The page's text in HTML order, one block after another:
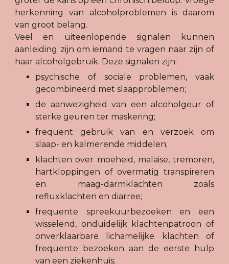
herkenning van alcoholproblemen is daarom
van groot belang.
Veel en uiteenlopende signalen kunnen
aanleiding zijn om iemand te vragen naar zijn of
haar alcoholgebruik. Deze signalen zijn:
psychische of sociale problemen, vaak
gecombineerd met slaapproblemen;
de aanwezigheid van een alcoholgeur of
sterke geuren ter maskering;
frequent gebruik van en verzoek om
slaap- en kalmerende middelen;
klachten over moeheid, malaise, tremoren,
hartkloppingen of overmatig transpireren
en maag-darmklachten zoals
refluxklachten en diarree;
frequente spreekuurbezoeken en een
wisselend, onduidelijk klachtenpatroon of
onverklaarbare lichamelijke klachten of
frequente bezoeken aan de eerste hulp
van een ziekenhuis;